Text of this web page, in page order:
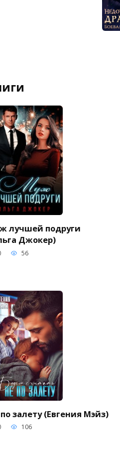
лучшей подруги
Джокер)
56
залету (Евгения Мэйз)
106